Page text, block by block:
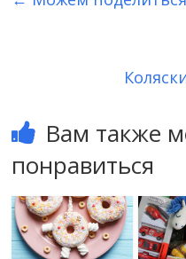
Вам также
понравиться